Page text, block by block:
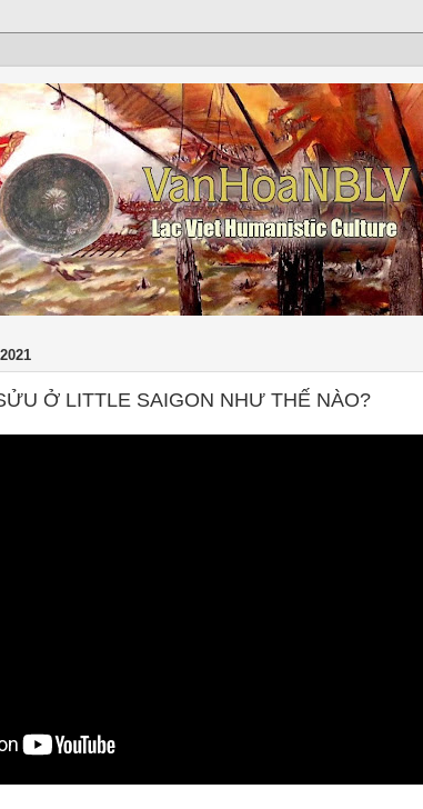
Ở LITTLE SAIGON NHƯ THẾ NÀO?